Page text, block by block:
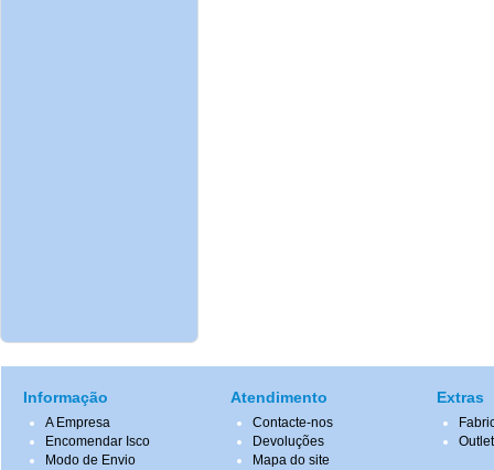
Informação
A Empresa
Encomendar Isco
Modo de Envio
Atendimento
Contacte-nos
Devoluções
Mapa do site
Extras
Outlet